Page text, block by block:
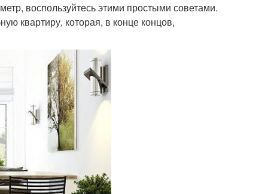
воспользуйтесь этими простыми советами.
квартиру, которая, в конце концов,